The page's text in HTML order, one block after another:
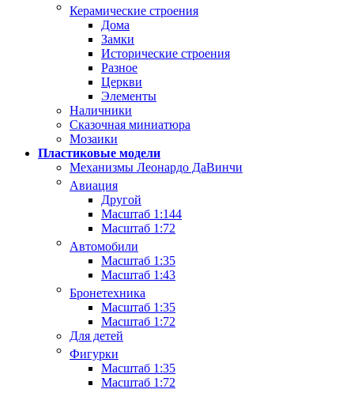
Керамические строения
Дома
Замки
Исторические строения
Разное
Церкви
Элементы
Наличники
Сказочная миниатюра
Мозаики
Пластиковые модели
Механизмы Леонардо ДаВинчи
Авиация
Другой
Масштаб 1:144
Масштаб 1:72
Автомобили
Масштаб 1:35
Масштаб 1:43
Бронетехника
Масштаб 1:35
Масштаб 1:72
Для детей
Фигурки
Масштаб 1:35
Масштаб 1:72